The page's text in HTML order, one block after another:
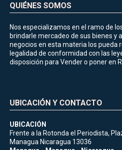
QUIÉNES SOMOS
Nos especializamos en el ramo de
brindarle mercadeo de sus bienes y
negocios en esta materia los pueda
legalidad de conformidad con las
disposición para Vender o poner en
UBICACIÓN Y CONTACTO
UBICACIÓN
Frente a la Rotonda el Periodista,
Managua Nicaragua 13036